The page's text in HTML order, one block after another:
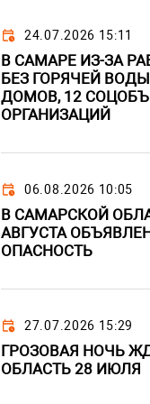
24.07.2026 15:11
В САМАРЕ ИЗ-ЗА
БЕЗ ГОРЯЧЕЙ
ДОМОВ, 12
ОРГАНИЗАЦИЙ
06.08.2026 10:05
В САМАРСКОЙ
АВГУСТА
ОПАСНОСТЬ
27.07.2026 15:29
ГРОЗОВАЯ НОЧЬ
ОБЛАСТЬ 28 ИЮЛЯ